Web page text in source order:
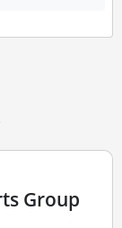
Group